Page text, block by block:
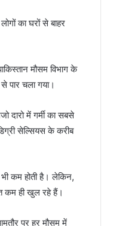
का घरों से बाहर
मौसम विभाग के
पार चला गया।
दारो में गर्मी का सबसे
सेल्सियस के करीब
भी कम होती है। लेकिन,
कम ही खुल रहे हैं।
पर हर मौसम में